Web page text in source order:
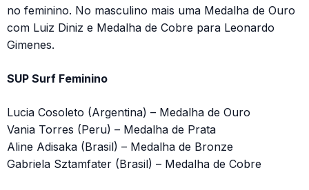
no feminino. No masculino mais uma Medalha de Ouro
com Luiz Diniz e Medalha de Cobre para Leonardo
Gimenes.
SUP Surf Feminino
Lucia Cosoleto (Argentina) – Medalha de Ouro
Vania Torres (Peru) – Medalha de Prata
Aline Adisaka (Brasil) – Medalha de Bronze
Gabriela Sztamfater (Brasil) – Medalha de Cobre